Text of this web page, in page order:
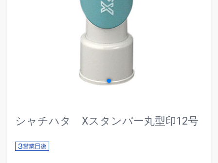
シャチハタ Xスタンパー丸型印12号